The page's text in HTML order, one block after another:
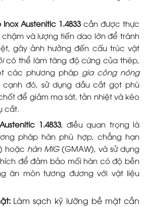
Austenitic 1.4833cần được thực
và lượng tiến dao lớn để tránh
gây ảnh hưởng đến cấu trúc vật
có thể làm tăng độ cứng của thép,
các phương pháp gia công nóng
cạnh đó, sử dụng dầu cắt gọt phù
để giảm ma sát, tản nhiệt và kéo
cắt.
1.4833, điều quan trọng là
pháp hàn phù hợp, chẳng hạn
hoặc hàn MIG(GMAW), và sử dụng
để đảm bảo mối hàn có độ bền
ăn mòn tương đương với vật liệu
Làm sạch kỹ lưỡng bề mặt cần